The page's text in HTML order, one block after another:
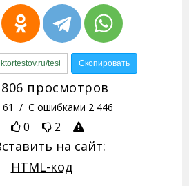
просмотров
61 / С ошибками 2 446
0 2
на сайт:
HTML-код